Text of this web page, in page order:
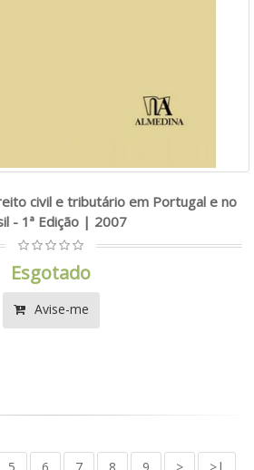
civil e tributário em Portugal e no
- 1ª Edição | 2007
Esgotado
Avise-me